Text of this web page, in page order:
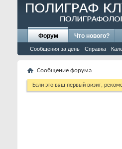
Форум
Сообщения за день Справка
Что нового?
Сообщение форума
Если это ваш первый визит,